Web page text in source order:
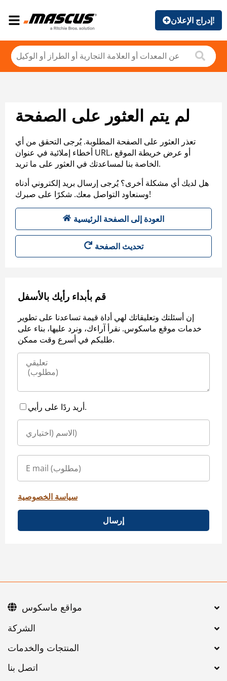
إدراج الإعلان!
لم يتم العثور على الصفحة
تعذر العثور على الصفحة المطلوبة. يُرجى التحقق من أي
أخطاء إملائية في عنوان URL، أو عرض خريطة الموقع
الخاصة بنا لمساعدتك في العثور على ما تريد.
هل لديك أي مشكلة أخرى؟ يُرجى إرسال بريد إلكتروني أدناه
وسنعاود التواصل معك. شكرًا على صبرك!
العودة إلى الصفحة الرئيسية
تحديث الصفحة
قم بأبداء رأيك بالأسفل
إن أسئلتك وتعليقاتك لهي أداة قيمة تساعدنا على تطوير
خدمات موقع ماسكوس. نقرأ آراءك، ونرد عليها، بناء على
طلبكم في أسرع وقت ممكن.
أريد ردًا على رأيي.
سياسة الخصوصية
إرسال
اتصل بنا
مواقع ماسكوس